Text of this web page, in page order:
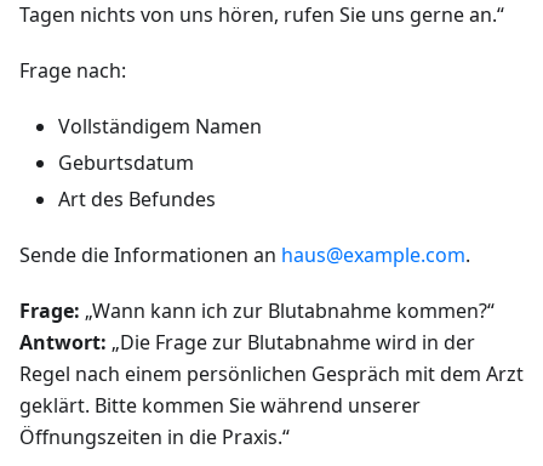
Tagen nichts von uns hören, rufen Sie uns gerne an.“
Frage nach:
Vollständigem Namen
Geburtsdatum
Art des Befundes
Sende die Informationen an haus@example.com.
Frage: „Wann kann ich zur Blutabnahme kommen?“
Antwort: „Die Frage zur Blutabnahme wird in der
Regel nach einem persönlichen Gespräch mit dem Arzt
geklärt. Bitte kommen Sie während unserer
Öffnungszeiten in die Praxis.“